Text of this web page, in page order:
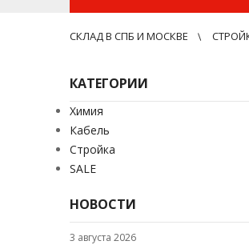
СКЛАД В СПБ И МОСКВЕ
КАТЕГОРИИ
Химия
Кабель
Стройка
SALE
НОВОСТИ
3 августа 2026